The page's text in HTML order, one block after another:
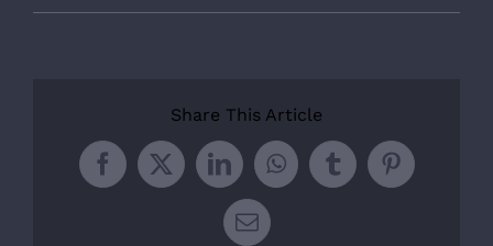
Share This Article
FacebookTwitterLinkedInWhatsApp
TumblrPinterest
Email